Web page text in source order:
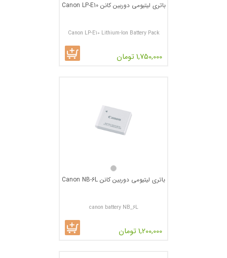
باتری لیتیومی دوربین کانن Canon LP-E10
Canon LP-E10 Lithium-Ion Battery Pack
1,750,000 تومان
باتری لیتیومی دوربین کانن Canon NB-6L
canon battery NB_6L
1,200,000 تومان